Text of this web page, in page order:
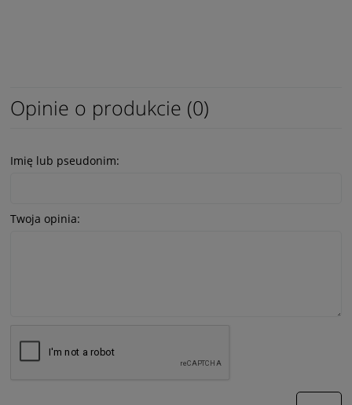
Opinie o produkcie (0)
Imię lub pseudonim:
Twoja opinia: